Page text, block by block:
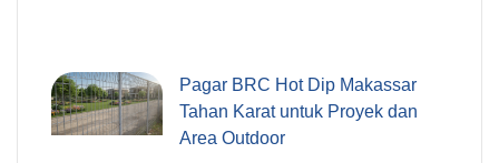
Pagar BRC Hot Dip Makassar
Tahan Karat untuk Proyek dan
Area Outdoor